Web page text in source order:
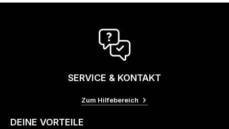
SERVICE & KONTAKT
Zum Hilfebereich
DEINE VORTEILE